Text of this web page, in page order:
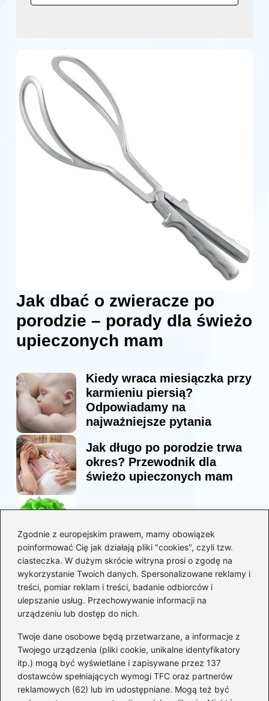
Zgodnie z europejskim prawem, mamy obowiązek
poinformować Cię jak działają pliki "cookies", czyli tzw.
ciasteczka. W dużym skrócie witryna prosi o zgodę na
wykorzystanie Twoich danych. Spersonalizowane reklamy i
treści, pomiar reklam i treści, badanie odbiorców i
ulepszanie usług. Przechowywanie informacji na
urządzeniu lub dostęp do nich.
Twoje dane osobowe będą przetwarzane, a informacje z
Twojego urządzenia (pliki cookie, unikalne identyfikatory
itp.) mogą być wyświetlane i zapisywane przez 137
dostawców spełniających wymogi TFC oraz partnerów
reklamowych (62) lub im udostępniane. Mogą też być
Jak dbać o zwieracze po
porodzie – porady dla świeżo
upieczonych mam
Kiedy wraca miesiączka przy
karmieniu piersią?
Odpowiadamy na
najważniejsze pytania
Jak długo po porodzie trwa
okres? Przewodnik dla
świeżo upieczonych mam
mam karmiących piersią
Jaką biblia dla dzieci
wybrać, aby wzbudzić ich
zainteresowanie?
Kategorie
Ciąża(130)
Dziecko(267)